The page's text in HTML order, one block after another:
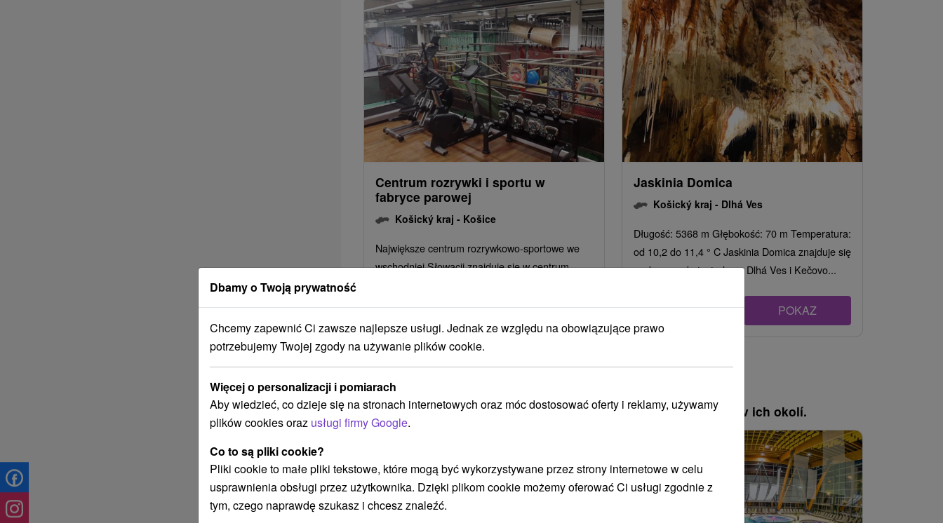
Centrum rozrywki i sportu w
fabryce parowej
Košický kraj - Košice
Największe centrum rozrywkowo-sportowe we
wschodniej Słowacji znajduje się w centrum
Jaskinia Domica
Košický kraj - Dlhá Ves
Długość: 5368 m Głębokość: 70 m Temperatura:
od 10,2 do 11,4 ° C Jaskinia Domica znajduje się
w obszarze katastralnym Dlhá Ves i Kečovo...
POKAZ
Ak plánujete navštíviť tieto atrakcie, pozrite si pobyty v ich okolí.
Dbamy o Twoją prywatność
Chcemy zapewnić Ci zawsze najlepsze usługi. Jednak ze względu na obowiązujące prawo
potrzebujemy Twojej zgody na używanie plików cookie.
Więcej o personalizacji i pomiarach
Aby wiedzieć, co dzieje się na stronach internetowych oraz móc dostosować oferty i reklamy, używamy
plików cookies oraz usługi firmy Google.
Co to są pliki cookie?
Pliki cookie to małe pliki tekstowe, które mogą być wykorzystywane przez strony internetowe w celu
usprawnienia obsługi przez użytkownika. Dzięki plikom cookie możemy oferować Ci usługi zgodnie z
tym, czego naprawdę szukasz i chcesz znaleźć.